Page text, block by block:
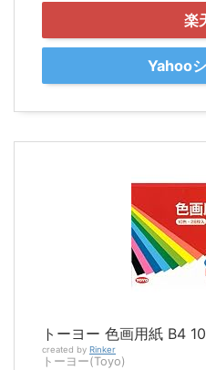
楽
Yahoo
トーヨー 色画用紙 B4
created by Rinker
トーヨー(Toyo)